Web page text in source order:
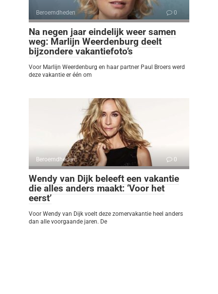
Beroemdheden 0
Na negen jaar eindelijk weer samen
weg: Marlijn Weerdenburg deelt
bijzondere vakantiefoto’s
Voor Marlijn Weerdenburg en haar partner Paul Broers werd
deze vakantie er één om
Beroemdheden 0
Wendy van Dijk beleeft een vakantie
die alles anders maakt: ‘Voor het
eerst’
Voor Wendy van Dijk voelt deze zomervakantie heel anders
dan alle voorgaande jaren. De